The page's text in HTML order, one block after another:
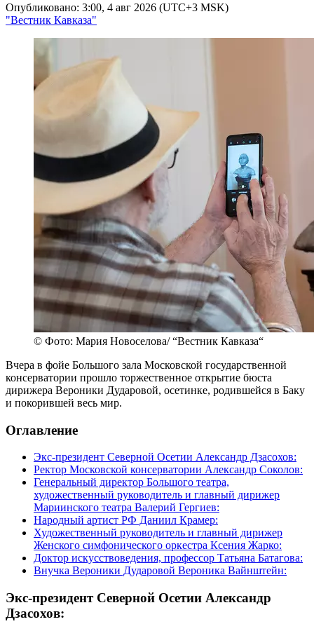
Опубликовано: 3:00, 4 авг 2026 (UTC+3 MSK)
"Вестник Кавказа"
© Фото: Мария Новоселова/ “Вестник Кавказа“
Вчера в фойе Большого зала Московской государственной
консерватории прошло торжественное открытие бюста
дирижера Вероники Дударовой, осетинке, родившейся в Баку
и покорившей весь мир.
Оглавление
Экс-президент Северной Осетии Александр Дзасохов:
Ректор Московской консерватории Александр Соколов:
Генеральный директор Большого театра,
художественный руководитель и главный дирижер
Мариинского театра Валерий Гергиев:
Народный артист РФ Даниил Крамер:
Художественный руководитель и главный дирижер
Женского симфонического оркестра Ксения Жарко:
Доктор искусствоведения, профессор Татьяна Батагова:
Внучка Вероники Дударовой Вероника Вайнштейн:
Экс-президент Северной Осетии Александр
Дзасохов: